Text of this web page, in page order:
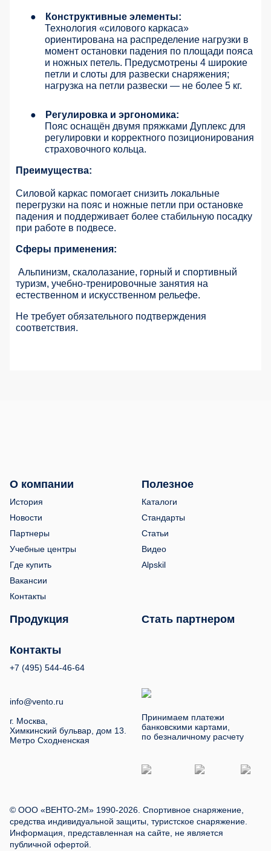
●
Конструктивные элементы:
Технология «силового каркаса»
ориентирована на распределение нагрузки в
момент остановки падения по площади пояса
и ножных петель. Предусмотрены 4 широкие
петли и слоты для развески снаряжения;
нагрузка на петли развески — не более 5 кг.
●
Регулировка и эргономика:
Пояс оснащён двумя пряжками Дуплекс для
регулировки и корректного позиционирования
страховочного кольца.
Преимущества:
Силовой каркас помогает снизить локальные
перегрузки на пояс и ножные петли при остановке
падения и поддерживает более стабильную посадку
при работе в подвесе.
Сферы применения:
Альпинизм, скалолазание, горный и спортивный
туризм, учебно-тренировочные занятия на
естественном и искусственном рельефе.
Не требует обязательного подтверждения
соответствия.
О компании
История
Новости
Партнеры
Учебные центры
Где купить
Вакансии
Контакты
Полезное
Каталоги
Стандарты
Статьи
Видео
Alpskil
Продукция Стать партнером
Контакты
+7 (495) 544-46-64
info@vento.ru
г. Москва,
Химкинский бульвар, дом 13.
Метро Сходненская
Принимаем платежи
банковскими картами,
по безналичному расчету
© ООО «ВЕНТО-2М» 1990-2026. Спортивное снаряжение,
средства индивидуальной защиты, туристское снаряжение.
Информация, представленная на сайте, не является
публичной офертой.